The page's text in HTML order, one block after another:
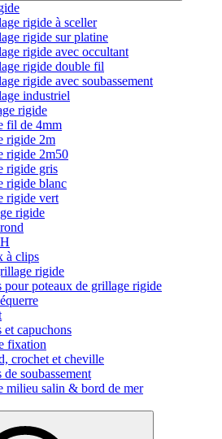
rigide à sceller
rigide sur platine
rigide avec occultant
rigide double fil
rigide avec soubassement
industriel
rigide
fil de 4mm
rigide 2m
rigide 2m50
rigide gris
rigide blanc
rigide vert
rigide
à clips
rigide
pour poteaux de grillage rigide
et capuchons
fixation
crochet et cheville
de soubassement
milieu salin & bord de mer